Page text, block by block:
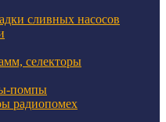
сливных насосов
селекторы
помпы
радиопомех